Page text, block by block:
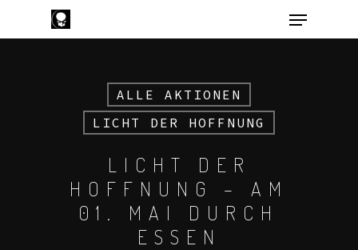
Hit enter to search or ESC to close
ALLE AKTIONEN
LICHT DER HOFFNUNG
LICHT DER
HOFFNUNG – AM
01. MAI DURCH
ESSEN